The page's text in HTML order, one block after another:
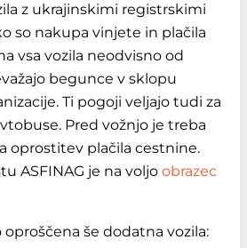
z ukrajinskimi registrskimi
so nakupa vinjete in plačila
vsa vozila neodvisno od
begunce v sklopu
Ti pogoji veljajo tudi za
Pred vožnjo je treba
oprostitev plačila cestnine.
ASFINAG je na voljo obrazec
še dodatna vozila: